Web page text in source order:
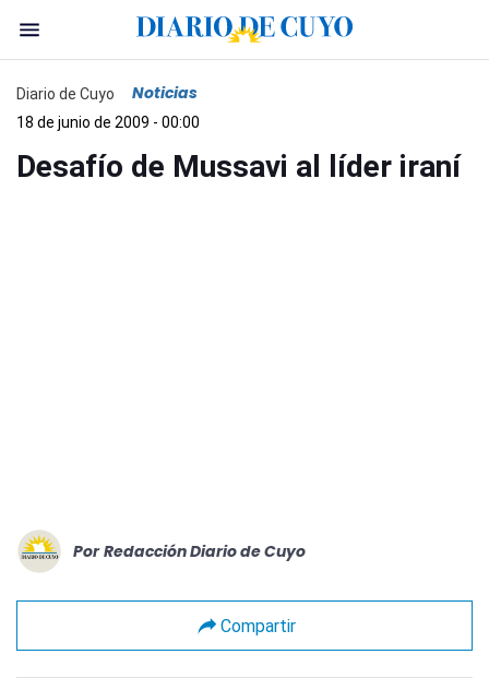
Diario de Cuyo Noticias
18 de junio de 2009 - 00:00
Desafío de Mussavi al líder iraní
Por Redacción Diario de Cuyo
Compartir